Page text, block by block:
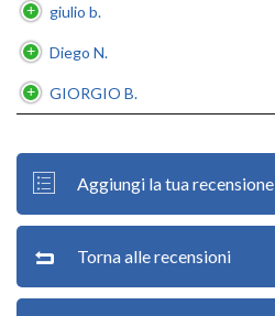
Aggiungi la tua recensione
Torna alle recensioni
giulio b.
Diego N.
GIORGIO B.